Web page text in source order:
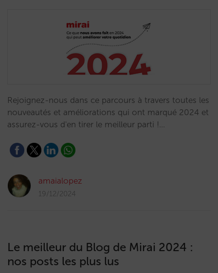
Rejoignez-nous dans ce parcours à travers toutes les
nouveautés et améliorations qui ont marqué 2024 et
assurez-vous d'en tirer le meilleur parti !…
amaialopez
19/12/2024
Le meilleur du Blog de Mirai 2024 :
nos posts les plus lus